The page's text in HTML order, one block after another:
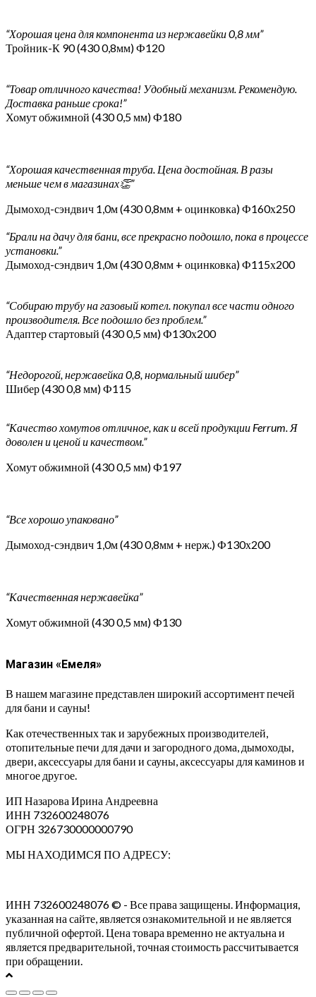
“Хорошая цена для компонента из нержавейки 0,8 мм”
Тройник-К 90 (430 0,8мм) Ф120
“Товар отличного качества! Удобный механизм. Рекомендую.
Доставка раньше срока!”
Хомут обжимной (430 0,5 мм) Ф180
“Хорошая качественная труба. Цена достойная. В разы
меньше чем в магазинах👏”
Дымоход-сэндвич 1,0м (430 0,8мм + оцинковка) Ф160х250
“Брали на дачу для бани, все прекрасно подошло, пока в процессе
установки.”
Дымоход-сэндвич 1,0м (430 0,8мм + оцинковка) Ф115х200
“Собираю трубу на газовый котел. покупал все части одного
производителя. Все подошло без проблем.”
Адаптер стартовый (430 0,5 мм) Ф130х200
“Недорогой, нержавейка 0,8, нормальный шибер”
Шибер (430 0,8 мм) Ф115
“Качество хомутов отличное, как и всей продукции Ferrum. Я
доволен и ценой и качеством.”
Хомут обжимной (430 0,5 мм) Ф197
“Все хорошо упаковано”
Дымоход-сэндвич 1,0м (430 0,8мм + нерж.) Ф130х200
“Качественная нержавейка”
Хомут обжимной (430 0,5 мм) Ф130
Магазин «Емеля»
В нашем магазине представлен широкий ассортимент печей
для бани и сауны!
Как отечественных так и зарубежных производителей,
отопительные печи для дачи и загородного дома, дымоходы,
двери, аксессуары для бани и сауны, аксессуары для каминов и
многое другое.
ИП Назарова Ирина Андреевна⁠
ИНН 732600248076
ОГРН 326730000000790
МЫ НАХОДИМСЯ ПО АДРЕСУ:
ИНН 732600248076 © - Все права защищены. Информация,
указанная на сайте, является ознакомительной и не является
публичной офертой. Цена товара временно не актуальна и
является предварительной, точная стоимость рассчитывается
при обращении.